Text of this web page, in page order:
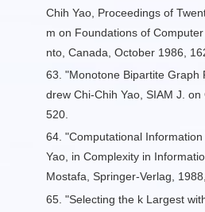
Chih Yao, Proceedings of
m on Foundations of
nto, Canada, October 1986,
63. "Monotone Bipartite Graph
drew Chi-Chih Yao, SIAM J.
520.
64. "Computational
Yao, in Complexity in
Mostafa, Springer-Verlag,
65. "Selecting the k Largest